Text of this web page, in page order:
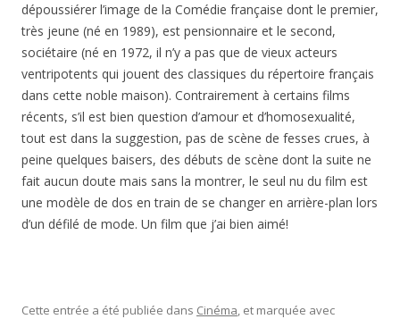
dépoussiérer l’image de la Comédie française dont le premier,
très jeune (né en 1989), est pensionnaire et le second,
sociétaire (né en 1972, il n’y a pas que de vieux acteurs
ventripotents qui jouent des classiques du répertoire français
dans cette noble maison). Contrairement à certains films
récents, s’il est bien question d’amour et d’homosexualité,
tout est dans la suggestion, pas de scène de fesses crues, à
peine quelques baisers, des débuts de scène dont la suite ne
fait aucun doute mais sans la montrer, le seul nu du film est
une modèle de dos en train de se changer en arrière-plan lors
d’un défilé de mode. Un film que j’ai bien aimé!
Cette entrée a été publiée dans Cinéma, et marquée avec